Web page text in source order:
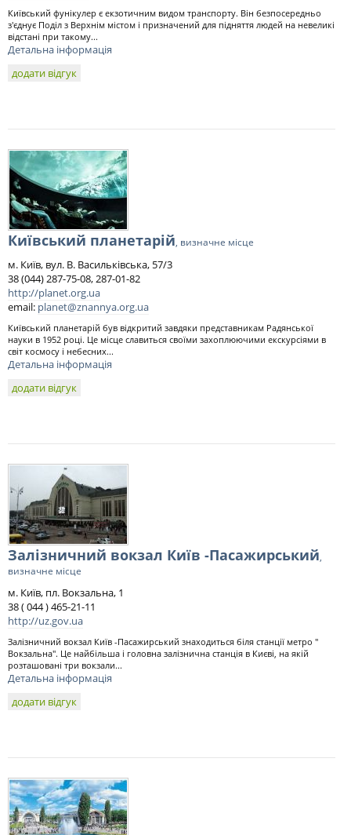
Київський фунікулер є екзотичним видом транспорту. Він безпосередньо
з'єднує Поділ з Верхнім містом і призначений для підняття людей на невеликі
відстані при такому...
Детальна інформація
додати відгук
Київський планетарій, визначне місце
м. Київ, вул. В. Васильківська, 57/3
38 (044) 287-75-08, 287-01-82
http://planet.org.ua
email: planet@znannya.org.ua
Київський планетарій був відкритий завдяки представникам Радянської
науки в 1952 році. Це місце славиться своїми захоплюючими екскурсіями в
світ космосу і небесних...
Детальна інформація
додати відгук
Залізничний вокзал Київ -Пасажирський,
визначне місце
м. Київ, пл. Вокзальна, 1
38 ( 044 ) 465-21-11
http://uz.gov.ua
Залізничний вокзал Київ -Пасажирський знаходиться біля станції метро "
Вокзальна". Це найбільша і головна залізнична станція в Києві, на якій
розташовані три вокзали...
Детальна інформація
додати відгук